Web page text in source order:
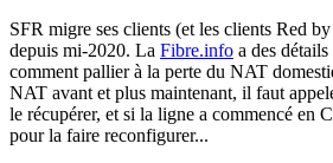
SFR migre ses clients (et les clients Red
depuis mi-2020. La Fibre.info a des
comment pallier à la perte du NAT
NAT avant et plus maintenant, il faut
le récupérer, et si la ligne a commencé en
pour la faire reconfigurer...